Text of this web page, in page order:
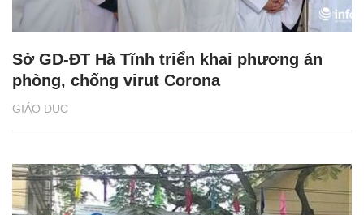
GIÁO DỤC
Sở GD-ĐT Hà Tĩnh triển khai phương án
phòng, chống virut Corona